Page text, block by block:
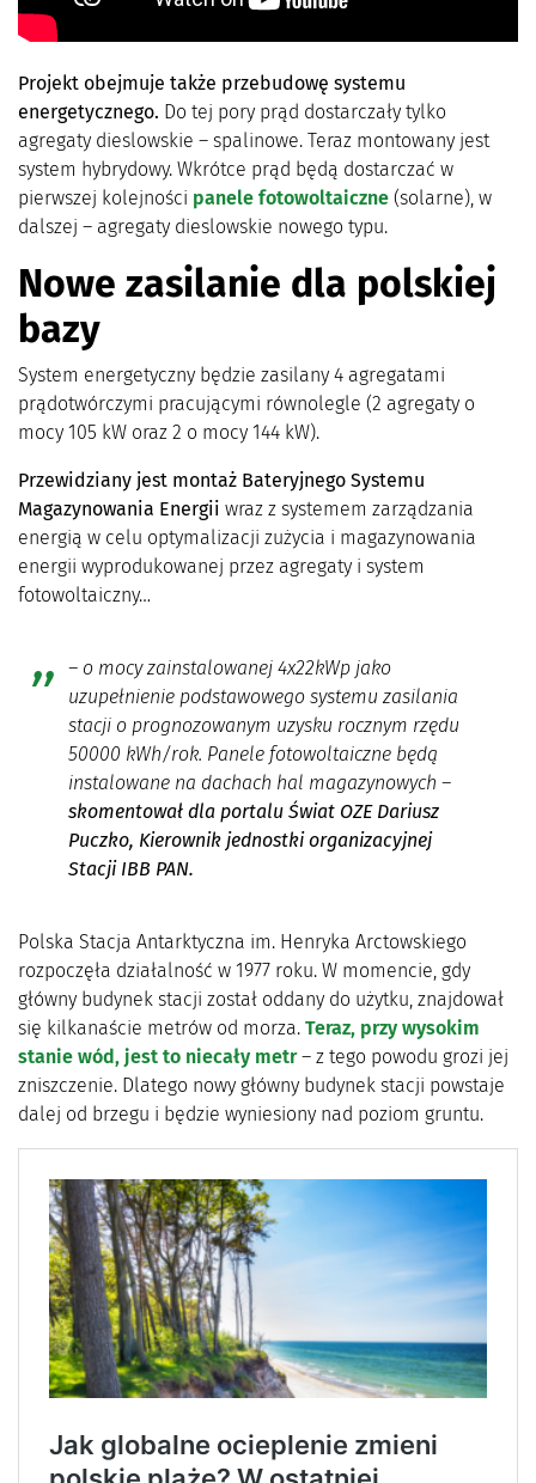
Projekt obejmuje także przebudowę systemu
energetycznego. Do tej pory prąd dostarczały tylko
agregaty dieslowskie – spalinowe. Teraz montowany jest
system hybrydowy. Wkrótce prąd będą dostarczać w
pierwszej kolejności panele fotowoltaiczne (solarne), w
dalszej – agregaty dieslowskie nowego typu.
Nowe zasilanie dla polskiej
bazy
System energetyczny będzie zasilany 4 agregatami
prądotwórczymi pracującymi równolegle (2 agregaty o
mocy 105 kW oraz 2 o mocy 144 kW).
Przewidziany jest montaż Bateryjnego Systemu
Magazynowania Energii wraz z systemem zarządzania
energią w celu optymalizacji zużycia i magazynowania
energii wyprodukowanej przez agregaty i system
fotowoltaiczny…
– o mocy zainstalowanej 4x22kWp jako
uzupełnienie podstawowego systemu zasilania
stacji o prognozowanym uzysku rocznym rzędu
50000 kWh/rok. Panele fotowoltaiczne będą
instalowane na dachach hal magazynowych –
skomentował dla portalu Świat OZE Dariusz
Puczko, Kierownik jednostki organizacyjnej
Stacji IBB PAN.
Polska Stacja Antarktyczna im. Henryka Arctowskiego
rozpoczęła działalność w 1977 roku. W momencie, gdy
główny budynek stacji został oddany do użytku, znajdował
się kilkanaście metrów od morza. Teraz, przy wysokim
stanie wód, jest to niecały metr– z tego powodu grozi jej
zniszczenie. Dlatego nowy główny budynek stacji powstaje
dalej od brzegu i będzie wyniesiony nad poziom gruntu.